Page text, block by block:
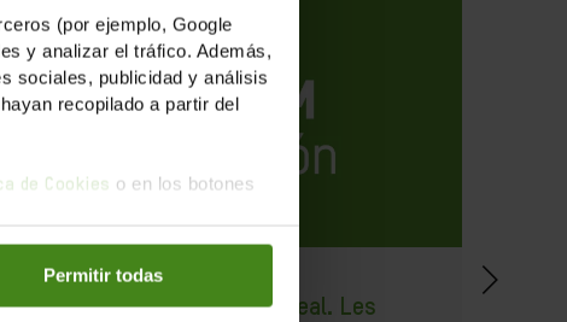
(por ejemplo, Google
y analizar el tráfico. Además,
sociales, publicidad y análisis
recopilado a partir del
de Cookies o en los botones
Permitir todas
06.08.2012
Els inconvenients del cereal. Les